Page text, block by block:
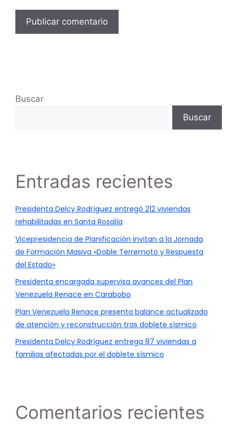
Buscar
Buscar
Entradas recientes
Presidenta Delcy Rodríguez entregó 212 viviendas
rehabilitadas en Santa Rosalía
Vicepresidencia de Planificación invitan a la Jornada
de Formación Masiva «Doble Terremoto y Respuesta
del Estado»
Presidenta encargada supervisa avances del Plan
Venezuela Renace en Carabobo
Plan Venezuela Renace presenta balance actualizado
de atención y reconstrucción tras doblete sísmico
Presidenta Delcy Rodríguez entrega 87 viviendas a
familias afectadas por el doblete sísmico
Comentarios recientes